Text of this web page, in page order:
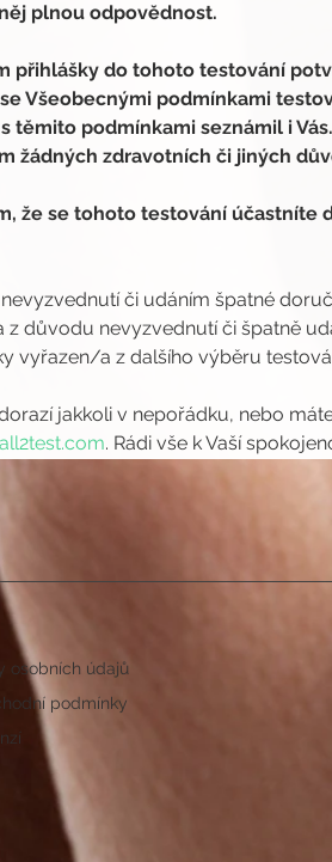
plnou odpovědnost.
přihlášky do tohoto testování
Všeobecnými podmínkami
těmito podmínkami seznámil i Vás.
žádných zdravotních či jiných
že se tohoto testování účastníte
či udáním špatné
z důvodu nevyzvednutí či špatně
vyřazen/a z dalšího výběru
jakkoli v nepořádku, nebo
. Rádi vše k Vaší
osobních údajů
podmínky